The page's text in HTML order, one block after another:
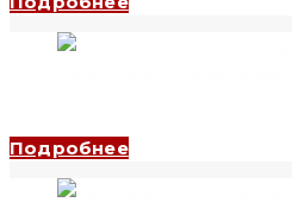
Подробнее